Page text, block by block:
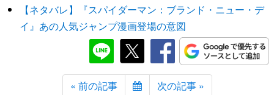
【ネタバレ】『スパイダーマン：ブランド・ニュー・デ
イ』あの人気ジャンプ漫画登場の意図
« 前の記事 次の記事 »